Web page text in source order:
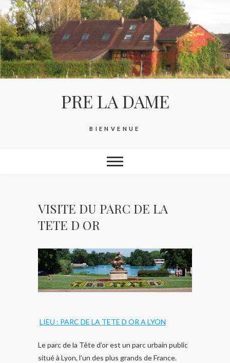
Skip
to
content
PRE LA DAME
BIENVENUE
VISITE DU PARC DE LA
TETE D OR
LIEU : PARC DE LA TETE D OR A LYON
Le parc de la Tête d’or est un parc urbain public
situé à Lyon, l’un des plus grands de France.